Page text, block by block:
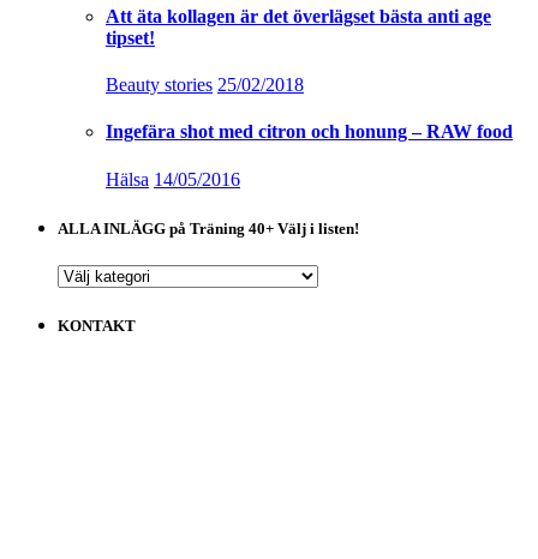
Att äta kollagen är det överlägset bästa anti age
tipset!
Beauty stories 25/02/2018
Ingefära shot med citron och honung – RAW food
Hälsa 14/05/2016
ALLA INLÄGG på Träning 40+ Välj i listen!
ALLA
på
KONTAKT